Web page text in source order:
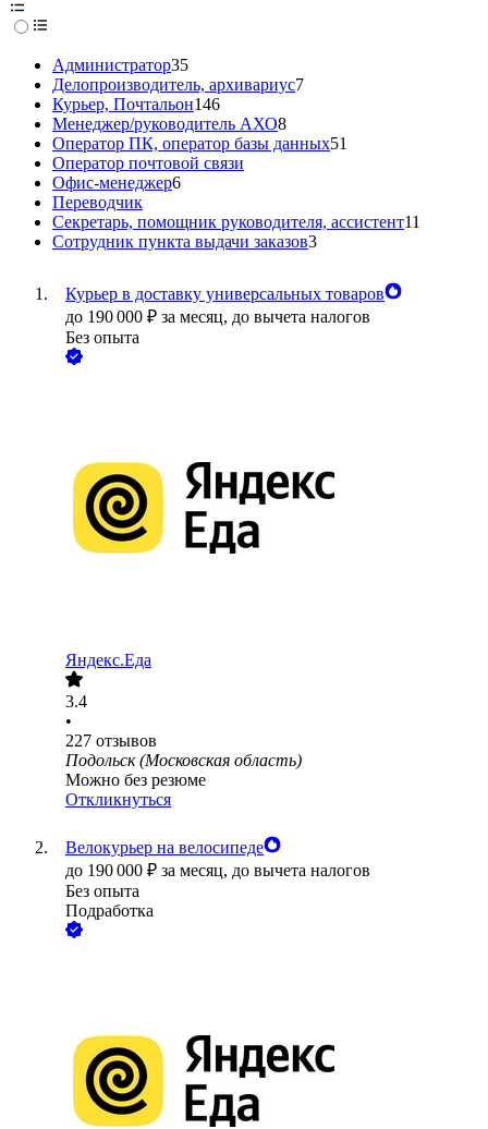
Администратор35
Делопроизводитель, архивариус7
Курьер, Почтальон146
Менеджер/руководитель АХО8
Оператор ПК, оператор базы данных51
Оператор почтовой связи
Офис-менеджер6
Переводчик
Секретарь, помощник руководителя, ассистент11
Сотрудник пункта выдачи заказов3
Курьер в доставку универсальных товаров
до 190 000 ₽ за месяц, до вычета налогов
Без опыта
Яндекс.Еда
3.4
•
227 отзывов
Подольск (Московская область)
Можно без резюме
Откликнуться
Велокурьер на велосипеде
до 190 000 ₽ за месяц, до вычета налогов
Без опыта
Подработка